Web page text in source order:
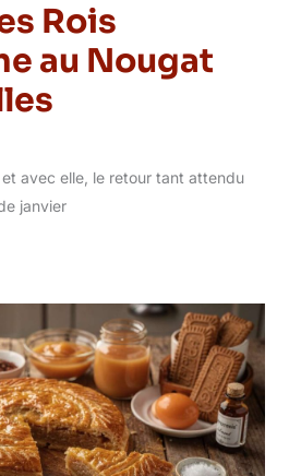
Rois
au Nougat
et avec elle, le retour tant attendu
janvier